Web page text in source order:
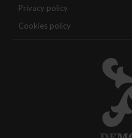
Privacy policy
Cookies policy